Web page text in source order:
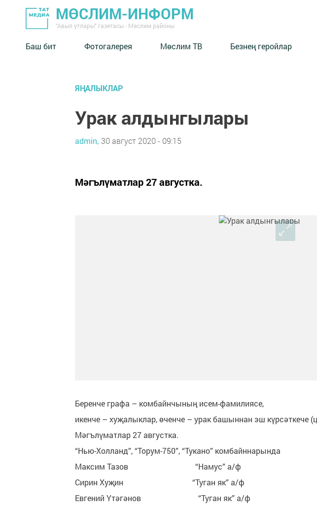
МӨСЛИМ-ИНФОРМ
"Авыл утлары" газетасы - Мөслим районы
Баш бит Фотогалерея Мөслим ТВ Безнең геройлар
ЯҢАЛЫКЛАР
Урак алдынгылары
admin, 30 август 2020 - 09:15
Мәгълүматлар 27 августка.
Беренче графа – комбайнчының исем-фамилиясе,
икенче – хуҗалыклар, өченче – урак башыннан эш күрсәткече
Мәгълүматлар 27 августка.
“Нью-Холланд”, “Торум-750”, “Тукано” комбайннарында
Максим Тазов “Намус” а/ф
Сирин Хуҗин “Туган як” а/ф
Евгений Үтәгәнов “Туган як” а/ф